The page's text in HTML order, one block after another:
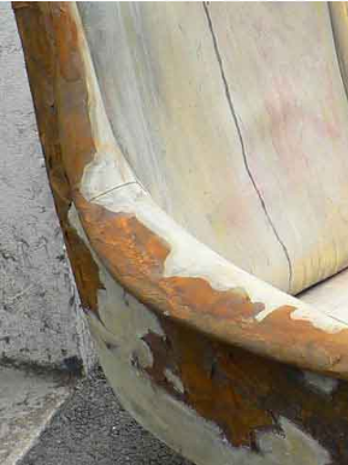
Fauteuil II